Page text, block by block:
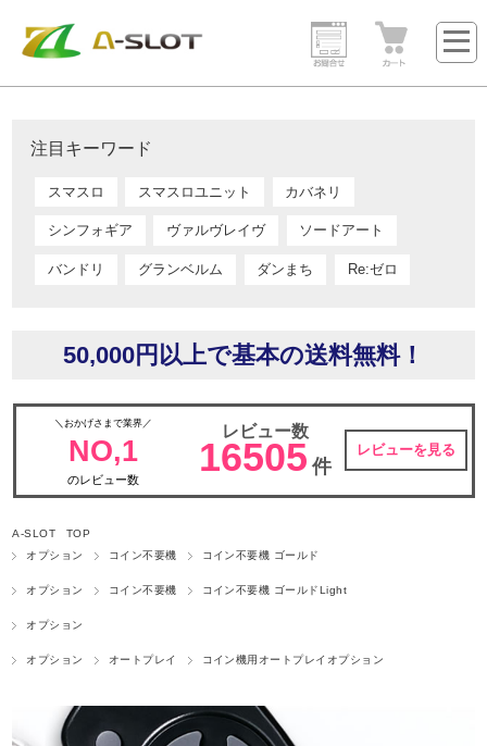
注目キーワード
スマスロ スマスロユニット カバネリ
シンフォギア ヴァルヴレイヴ ソードアート
バンドリ グランベルム ダンまち Re:ゼロ
50,000円以上で基本の送料無料！
＼おかげさまで業界／
NO,1
のレビュー数
レビュー数
16505 件
レビューを見る
A-SLOT TOP
オプション
コイン不要機 コイン不要機 ゴールド
オプション コイン不要機 コイン不要機 ゴールドLight
オプション
オプション オートプレイ コイン機用オートプレイオプション